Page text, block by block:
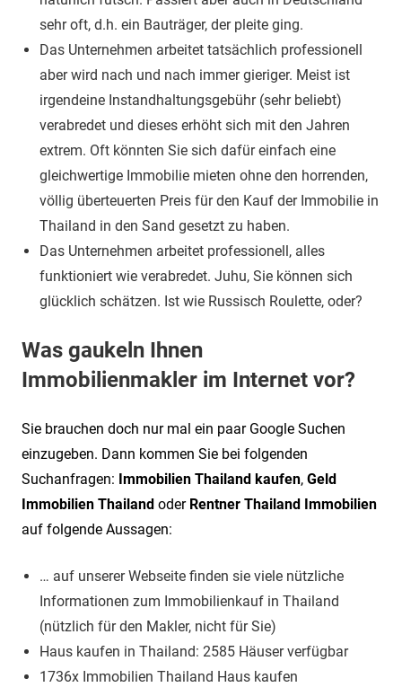
sehr oft, d.h. ein Bauträger, der pleite ging.
Das Unternehmen arbeitet tatsächlich professionell
aber wird nach und nach immer gieriger. Meist ist
irgendeine Instandhaltungsgebühr (sehr beliebt)
verabredet und dieses erhöht sich mit den Jahren
extrem. Oft könnten Sie sich dafür einfach eine
gleichwertige Immobilie mieten ohne den horrenden,
völlig überteuerten Preis für den Kauf der Immobilie in
Thailand in den Sand gesetzt zu haben.
Das Unternehmen arbeitet professionell, alles
funktioniert wie verabredet. Juhu, Sie können sich
glücklich schätzen. Ist wie Russisch Roulette, oder?
Was gaukeln Ihnen
Immobilienmakler im Internet vor?
Sie brauchen doch nur mal ein paar Google Suchen
einzugeben. Dann kommen Sie bei folgenden
Suchanfragen: Immobilien Thailand kaufen, Geld
Immobilien Thailand oder Rentner Thailand Immobilien
auf folgende Aussagen:
… auf unserer Webseite finden sie viele nützliche
Informationen zum Immobilienkauf in Thailand
(nützlich für den Makler, nicht für Sie)
Haus kaufen in Thailand: 2585 Häuser verfügbar
1736x Immobilien Thailand Haus kaufen